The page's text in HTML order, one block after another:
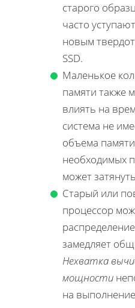
старого
часто
новым
SSD.
Маленькое
памяти также
влиять на
система не
объема
необходимых
может
Старый или
процессор
замедляет
Нехватка
мощности
на